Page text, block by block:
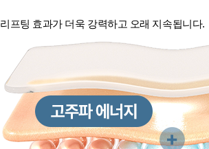
리프팅 효과가 더욱 강력하고 오래 지속됩니다.